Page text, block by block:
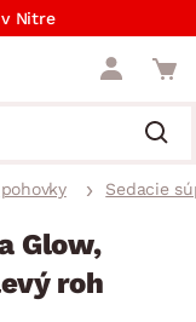
Nitre
Sedacie
Glow,
roh